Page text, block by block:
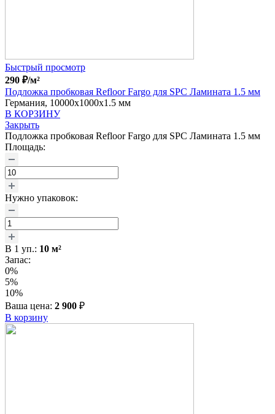
Быстрый просмотр
290 ₽/м²
Подложка пробковая Refloor Fargo для SPC Ламината 1.5 мм
Германия, 10000x1000x1.5 мм
В КОРЗИНУ
Закрыть
Подложка пробковая Refloor Fargo для SPC Ламината 1.5 мм
Площадь:
Нужно упаковок:
В 1 уп.: 10 м²
Запас:
0%
5%
10%
Ваша цена: 2 900 ₽
В корзину